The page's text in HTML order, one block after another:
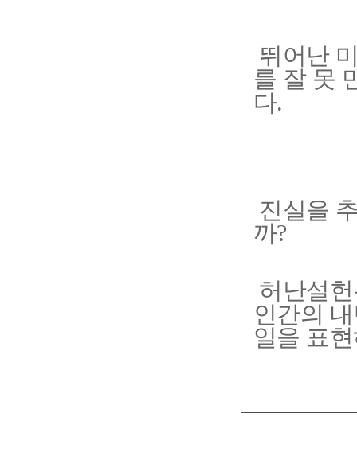
뛰어난
를 잘 못
다.
진실을
까?
허난설
인간의
일을 표